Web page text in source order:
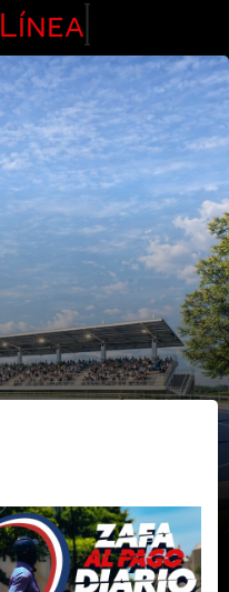
Línea